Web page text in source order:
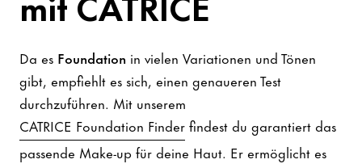
Da es Foundation in vielen Variationen und Tönen
gibt, empfiehlt es sich, einen genaueren Test
durchzuführen. Mit unserem
CATRICE Foundation Finderfindest du garantiert das
passende Make-up für deine Haut. Er ermöglicht es